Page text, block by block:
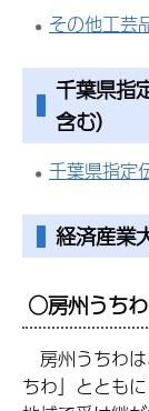
その他工芸
千葉県指
含む）
千葉県指定
経済産業
○房州うちわ
房州うちわ
ちわ」ととも